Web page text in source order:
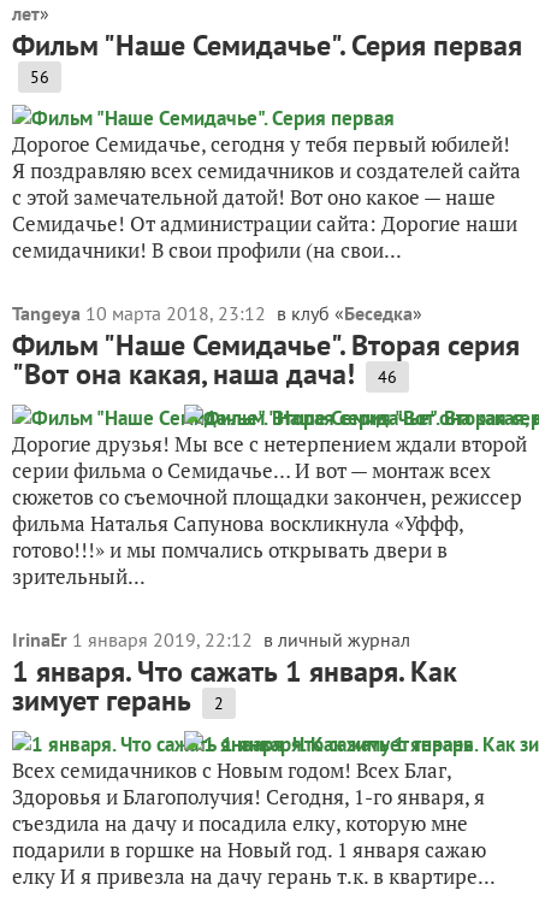
лет»
Фильм "Наше Семидачье". Серия первая
56
Дорогое Семидачье, сегодня у тебя первый юбилей!
Я поздравляю всех семидачников и создателей сайта
с этой замечательной датой! Вот оно какое — наше
Семидачье! От администрации сайта: Дорогие наши
семидачники! В свои профили (на свои...
Tangeya 10 марта 2018, 23:12 в клуб «Беседка»
Фильм "Наше Семидачье". Вторая серия
"Вот она какая, наша дача! 46
Дорогие друзья! Мы все с нетерпением ждали второй
серии фильма о Семидачье… И вот — монтаж всех
сюжетов со съемочной площадки закончен, режиссер
фильма Наталья Сапунова воскликнула «Уффф,
готово!!!» и мы помчались открывать двери в
зрительный...
IrinaEr 1 января 2019, 22:12 в личный журнал
1 января. Что сажать 1 января. Как
зимует герань 2
Всех семидачников с Новым годом! Всех Благ,
Здоровья и Благополучия! Сегодня, 1-го января, я
съездила на дачу и посадила елку, которую мне
подарили в горшке на Новый год. 1 января сажаю
елку И я привезла на дачу герань т.к. в квартире...